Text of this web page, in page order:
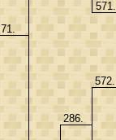
71.
286.